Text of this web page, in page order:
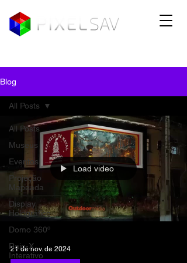
Blog
All Posts
Museus
Eventos
Projeção
Mapeada
Display
Holográfico
Domo 360º
Raio-X
Interativo
All Posts
Load video
21 de nov. de 2024